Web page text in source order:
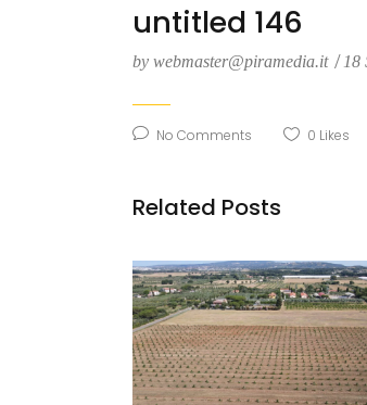
untitled 146
by webmaster@piramedia.it 18
No Comments 0 Likes
Related Posts